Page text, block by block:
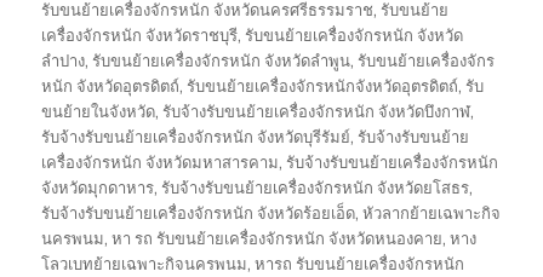
รับขนย้ายเครื่องจักรหนัก จังหวัดนครศรีธรรมราช,รับขนย้าย
เครื่องจักรหนัก จังหวัดราชบุรี,รับขนย้ายเครื่องจักรหนัก จังหวัด
ลำปาง,รับขนย้ายเครื่องจักรหนัก จังหวัดลำพูน,รับขนย้ายเครื่องจักร
หนัก จังหวัดอุตรดิตถ์,รับขนย้ายเครื่องจักรหนักจังหวัดอุตรดิตถ์,รับ
ขนย้ายในจังหวัด,รับจ้างรับขนย้ายเครื่องจักรหนัก จังหวัดบึงกาฬ,
รับจ้างรับขนย้ายเครื่องจักรหนัก จังหวัดบุรีรัมย์,รับจ้างรับขนย้าย
เครื่องจักรหนัก จังหวัดมหาสารคาม,รับจ้างรับขนย้ายเครื่องจักรหนัก
จังหวัดมุกดาหาร,รับจ้างรับขนย้ายเครื่องจักรหนัก จังหวัดยโสธร,
รับจ้างรับขนย้ายเครื่องจักรหนัก จังหวัดร้อยเอ็ด,หัวลากย้ายเฉพาะกิจ
นครพนม,หา รถ รับขนย้ายเครื่องจักรหนัก จังหวัดหนองคาย,หาง
โลวเบทย้ายเฉพาะกิจนครพนม,หารถ รับขนย้ายเครื่องจักรหนัก